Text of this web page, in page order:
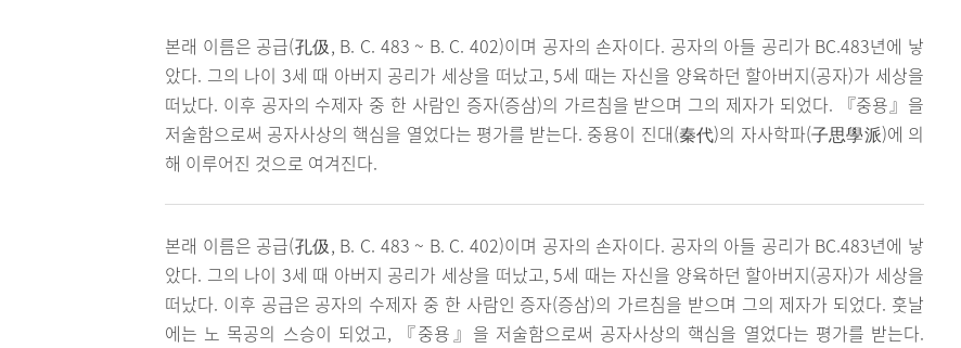
본래 이름은 공급(孔伋, B. C. 483 ~ B. C. 402)이며 공자의 손자이다. 공자의 아들 공리가 BC.483년에 낳
았다. 그의 나이 3세 때 아버지 공리가 세상을 떠났고, 5세 때는 자신을 양육하던 할아버지(공자)가 세상을
떠났다. 이후 공자의 수제자 중 한 사람인 증자(증삼)의 가르침을 받으며 그의 제자가 되었다. 『중용』을
저술함으로써 공자사상의 핵심을 열었다는 평가를 받는다. 중용이 진대(秦代)의 자사학파(子思學派)에 의
해 이루어진 것으로 여겨진다.
본래 이름은 공급(孔伋, B. C. 483 ~ B. C. 402)이며 공자의 손자이다. 공자의 아들 공리가 BC.483년에 낳
았다. 그의 나이 3세 때 아버지 공리가 세상을 떠났고, 5세 때는 자신을 양육하던 할아버지(공자)가 세상을
떠났다. 이후 공급은 공자의 수제자 중 한 사람인 증자(증삼)의 가르침을 받으며 그의 제자가 되었다. 훗날
에는 노 목공의 스승이 되었고, 『중용』을 저술함으로써 공자사상의 핵심을 열었다는 평가를 받는다.